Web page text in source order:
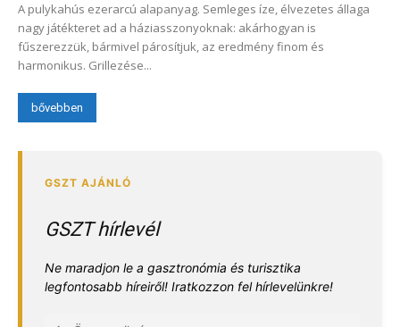
A pulykahús ezerarcú alapanyag. Semleges íze, élvezetes állaga
nagy játékteret ad a háziasszonyoknak: akárhogyan is
fűszerezzük, bármivel párosítjuk, az eredmény finom és
harmonikus. Grillezése...
bővebben
GSZT hírlevél
Ne maradjon le a gasztronómia és turisztika
legfontosabb híreiről! Iratkozzon fel hírlevelünkre!